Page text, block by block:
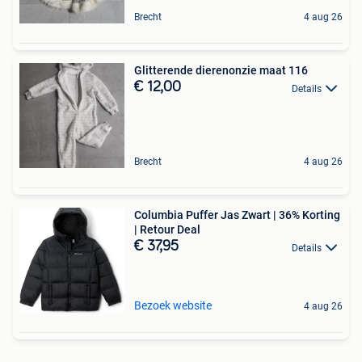
Brecht 4 aug 26
Glitterende dierenonzie maat 116
€ 12,00 Details
Brecht 4 aug 26
Columbia Puffer Jas Zwart | 36% Korting
| Retour Deal
€ 37,95 Details
Bezoek website 4 aug 26